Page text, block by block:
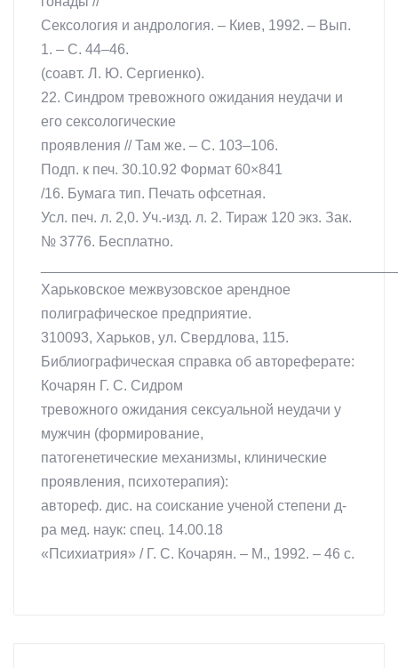
Сексология и андрология. – Киев, 1992. – Вып.
1. – С. 44–46.
(соавт. Л. Ю. Сергиенко).
22. Синдром тревожного ожидания неудачи и
его сексологические
проявления // Там же. – С. 103–106.
Подп. к печ. 30.10.92 Формат 60×841
/16. Бумага тип. Печать офсетная.
Усл. печ. л. 2,0. Уч.-изд. л. 2. Тираж 120 экз. Зак.
№ 3776. Бесплатно.
Харьковское межвузовское арендное
полиграфическое предприятие.
310093, Харьков, ул. Свердлова, 115.
Библиографическая справка об автореферате:
Кочарян Г. С. Сидром
тревожного ожидания сексуальной неудачи у
мужчин (формирование,
патогенетические механизмы, клинические
проявления, психотерапия):
автореф. дис. на соискание ученой степени д-
ра мед. наук: спец. 14.00.18
«Психиатрия» / Г. С. Кочарян. – М., 1992. – 46 с.